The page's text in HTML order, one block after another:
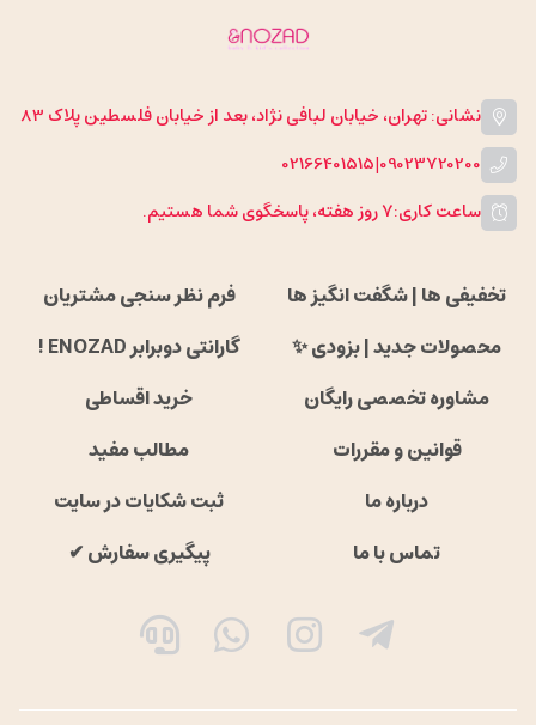
نشانی: تهران، خیابان لبافی نژاد، بعد از خیابان فلسطین پلاک 83
09023720200
|
02166401515
ساعت کاری:۷ روز هفته، پاسخگوی شما هستیم.
تخفیفی ها | شگفت انگیز ها
فرم نظر سنجی مشتریان
محصولات جدید | بزودی ✨
گارانتی دوبرابر ENOZAD !
مشاوره تخصصی رایگان
خرید اقساطی
قوانین و مقررات
مطالب مفید
درباره ما
ثبت شکایات در سایت
تماس با ما
پیگیری سفارش ✔